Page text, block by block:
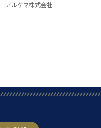
アルケマ株式会社